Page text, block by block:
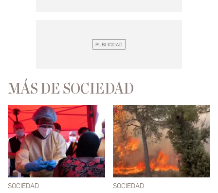
MÁS DE SOCIEDAD
SOCIEDAD SOCIEDAD